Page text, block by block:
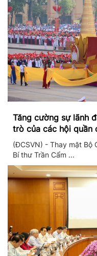
Tăng cường sự lãnh
trò của các hội quần
triển mới
(ĐCSVN) - Thay mặt Bộ
Bí thư Trần Cẩm ...